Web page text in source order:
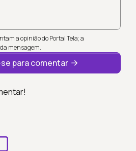
a opinião do Portal Tela; a
mensagem.
para comentar